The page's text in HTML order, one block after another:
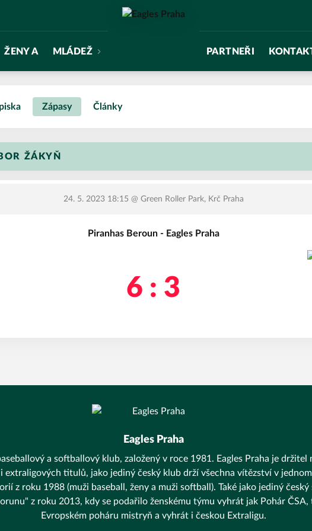
ŽENY A MLÁDEŽ PARTNEŘI
Zápasy Články
ŽÁKYŇ
24. 5. 2023 18:15 @ Green Roller Park, Krč Praha
Piranhas Beroun - Eagles Praha
6 : 3
Eagles Praha
a softballový klub, založený v roce 1981. Eagles Praha je držitel
extraligových titulů, jako jediný český klub drží všechna vítězství v
z roku 1988 (muži baseball, ženy a muži softball). Také jako jediný
z roku 2013, kdy se podařilo ženskému týmu vyhrát jak Pohár ČSA,
Evropském poháru mistryň a vyhrát i českou Extraligu.